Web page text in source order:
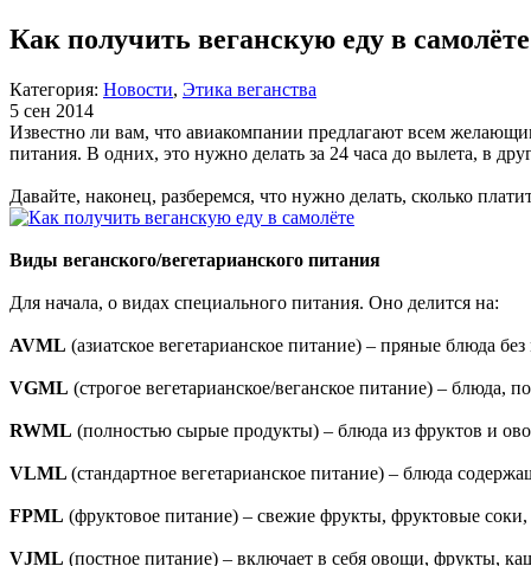
Как получить веганскую еду в самолёте
Категория: Новости, Этика веганства
5 сен 2014
Известно ли вам, что авиакомпании предлагают всем
питания. В одних, это нужно делать за 24 часа до вылета, в
Давайте, наконец, разберемся, что нужно делать, сколько
Виды веганского/вегетарианского питания
Для начала, о видах специального питания. Оно делится на:
AVML (азиатское вегетарианское питание) – пряные блюда
VGML (строгое вегетарианское/веганское питание) –
RWML (полностью сырые продукты) – блюда из фруктов и
VLML (стандартное вегетарианское питание) – блюда
FPML (фруктовое питание) – свежие фрукты, фруктовые
VJML (постное питание) – включает в себя овощи, фрукты,